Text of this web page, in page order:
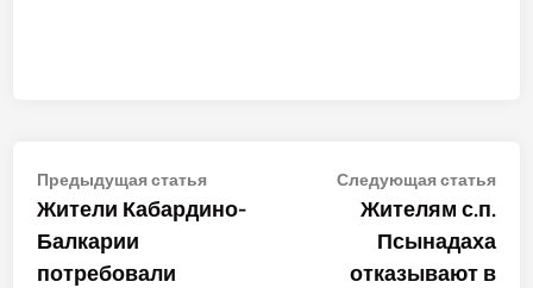
Навигация
по
записям
Предыдущая статьяПредыдущая
статья:
Жители Кабардино-
Балкарии
потребовали
Следующая статья
Жителям с.п.
Псынадаха
отказывают в